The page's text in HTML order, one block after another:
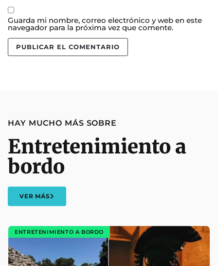
Guarda mi nombre, correo electrónico y web en este
navegador para la próxima vez que comente.
HAY MUCHO MÁS SOBRE
Entretenimiento a
bordo
VER MÁS
ENTRETENIMIENTO A BORDO